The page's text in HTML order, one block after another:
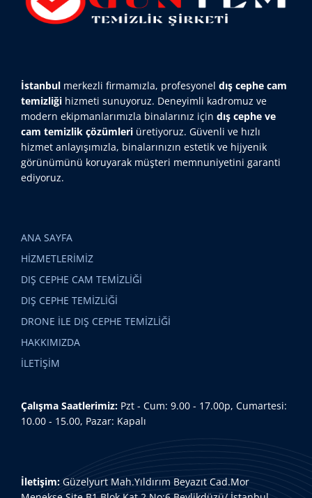
İstanbul merkezli firmamızla, profesyonel dış cephe cam
temizliği hizmeti sunuyoruz. Deneyimli kadromuz ve
modern ekipmanlarımızla binalarınız için dış cephe ve
cam temizlik çözümleri üretiyoruz. Güvenli ve hızlı
hizmet anlayışımızla, binalarınızın estetik ve hijyenik
görünümünü koruyarak müşteri memnuniyetini garanti
ediyoruz.
ANA SAYFA
HİZMETLERİMİZ
DIŞ CEPHE CAM TEMİZLİĞİ
DIŞ CEPHE TEMİZLİĞİ
DRONE İLE DIŞ CEPHE TEMİZLİĞİ
HAKKIMIZDA
İLETİŞİM
Çalışma Saatlerimiz: Pzt - Cum: 9.00 - 17.00p, Cumartesi:
10.00 - 15.00, Pazar: Kapalı
İletişim: Güzelyurt Mah.Yıldırım Beyazıt Cad.Mor